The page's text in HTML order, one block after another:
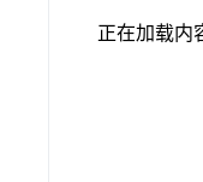
正在加载内